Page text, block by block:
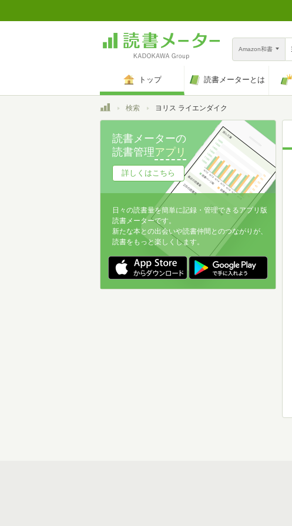
Amazon和書
トップ 読書メーターとは
トップ検索 ヨリス ライエンダイク
読書メーターの
読書管理アプリ
詳しくはこちら
日々の読書量を簡単に記録・管理できるアプリ版
読書メーターです。
新たな本との出会いや読書仲間とのつながりが、
読書をもっと楽しくします。